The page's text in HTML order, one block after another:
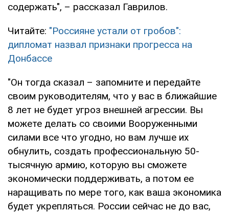
содержать", – рассказал Гаврилов.
Читайте: "Россияне устали от гробов":
дипломат назвал признаки прогресса на
Донбассе
"Он тогда сказал – запомните и передайте
своим руководителям, что у вас в ближайшие
8 лет не будет угроз внешней агрессии. Вы
можете делать со своими Вооруженными
силами все что угодно, но вам лучше их
обнулить, создать профессиональную 50-
тысячную армию, которую вы сможете
экономически поддерживать, а потом ее
наращивать по мере того, как ваша экономика
будет укрепляться. России сейчас не до вас,